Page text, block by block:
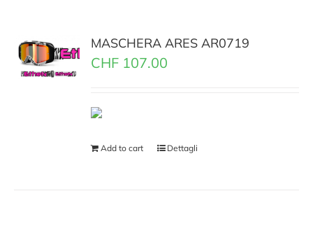
MASCHERA ARES AR0719
CHF 107.00
Add to cart Dettagli